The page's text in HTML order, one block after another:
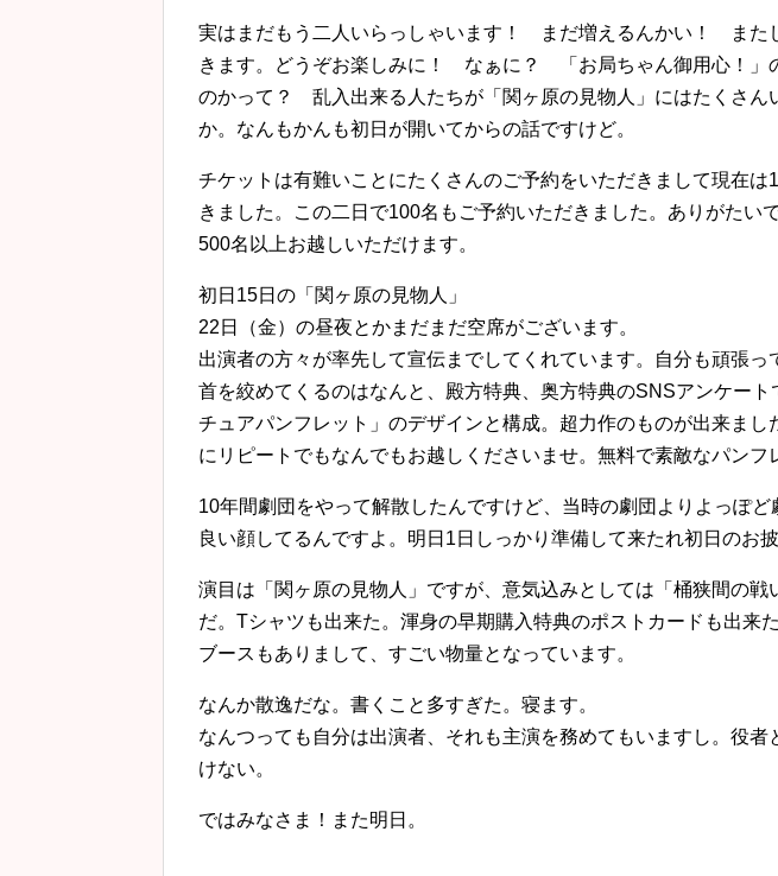
実はまだもう二人いらっしゃいます！ まだ増えるんかい！ また
きます。どうぞお楽しみに！ なぁに？ 「お局ちゃん御用心！」
のかって？ 乱入出来る人たちが「関ヶ原の見物人」にはたくさん
か。なんもかんも初日が開いてからの話ですけど。
チケットは有難いことにたくさんのご予約をいただきまして現在は
きました。この二日で100名もご予約いただきました。ありがたい
500名以上お越しいただけます。
初日15日の「関ヶ原の見物人」
22日（金）の昼夜とかまだまだ空席がございます。
出演者の方々が率先して宣伝までしてくれています。自分も頑張っ
首を絞めてくるのはなんと、殿方特典、奥方特典のSNSアンケー
チュアパンフレット」のデザインと構成。超力作のものが出来まし
にリピートでもなんでもお越しくださいませ。無料で素敵なパンフ
10年間劇団をやって解散したんですけど、当時の劇団よりよっぽ
良い顔してるんですよ。明日1日しっかり準備して来たれ初日のお披
演目は「関ヶ原の見物人」ですが、意気込みとしては「桶狭間の戦
だ。Tシャツも出来た。渾身の早期購入特典のポストカードも出来
ブースもありまして、すごい物量となっています。
なんか散逸だな。書くこと多すぎた。寝ます。
なんつっても自分は出演者、それも主演を務めてもいますし。役者
けない。
ではみなさま！また明日。